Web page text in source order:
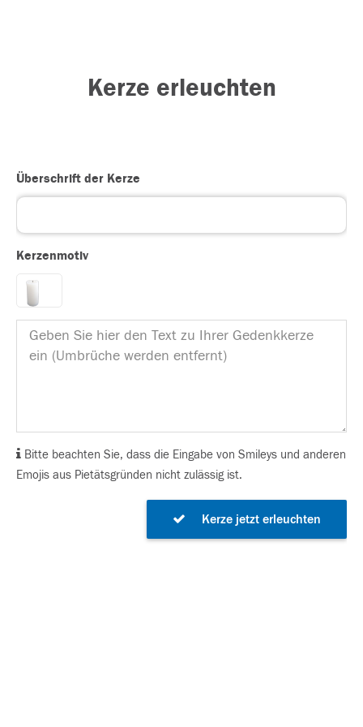
Kerze erleuchten
Überschrift der Kerze
Kerzenmotiv
Bitte beachten Sie, dass die Eingabe von Smileys und anderen
Emojis aus Pietätsgründen nicht zulässig ist.
Kerze jetzt erleuchten